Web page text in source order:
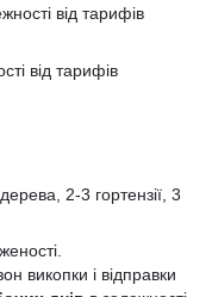
від тарифів
від тарифів
2-3 гортензії, 3
викопки і відправки